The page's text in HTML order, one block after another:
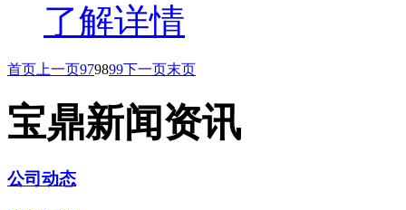
了解详情
首页 上一页979899下一页末页
宝鼎新闻资讯
公司动态